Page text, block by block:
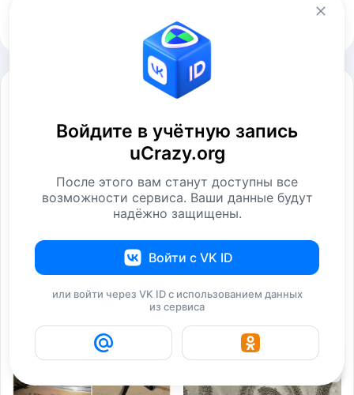
Отправить комментарий
Смотрите также
3D-рисунки на песке
Фотографии
Необычные рисунки на
песке
Фотографии
Войдите в учётную запись
uCrazy.org
После этого вам станут доступны все
возможности сервиса. Ваши данные будут
надёжно защищены.
Войти с VK ID
или войти через VK ID с использованием данных
из сервиса